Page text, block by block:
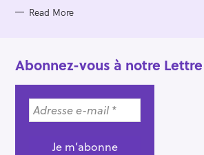
Read More
Abonnez-vous à notre